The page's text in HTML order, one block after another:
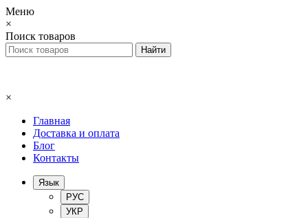
Меню
×
Поиск товаров
×
Главная
Доставка и оплата
Блог
Контакты
Язык
РУС
УКР